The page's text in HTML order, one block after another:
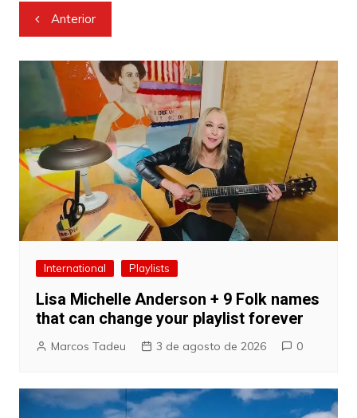
Navegação
de
Post
Anterior
International Playlists
Lisa Michelle Anderson + 9 Folk names
that can change your playlist forever
Marcos Tadeu 3 de agosto de 2026 0